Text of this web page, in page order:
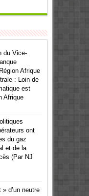
du Vice-
Afrique
: Loin de
est
Afrique
ont
du gaz
et de la
(Par NJ
d’un neutre